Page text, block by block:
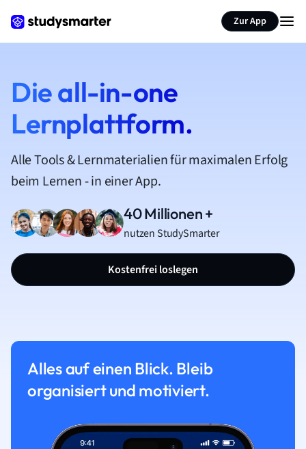
Zur App
Die all-in-one
Lernplattform.
Alle Tools & Lernmaterialien für maximalen Erfolg
beim Lernen - in einer App.
40 Millionen +
nutzen StudySmarter
Kostenfrei loslegen
Alles auf einen Blick. Bleib
organisiert und motiviert.